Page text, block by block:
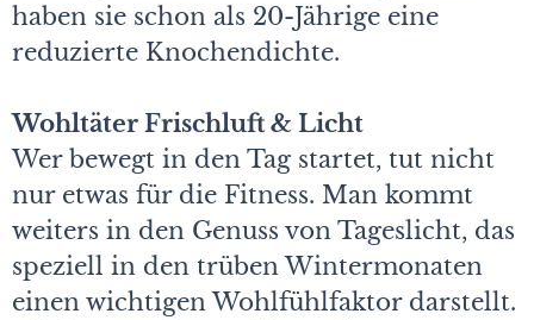
haben sie schon als 20-Jährige eine
reduzierte Knochendichte.
Wohltäter Frischluft & Licht
Wer bewegt in den Tag startet, tut nicht
nur etwas für die Fitness. Man kommt
weiters in den Genuss von Tageslicht, das
speziell in den trüben Wintermonaten
einen wichtigen Wohlfühlfaktor darstellt.